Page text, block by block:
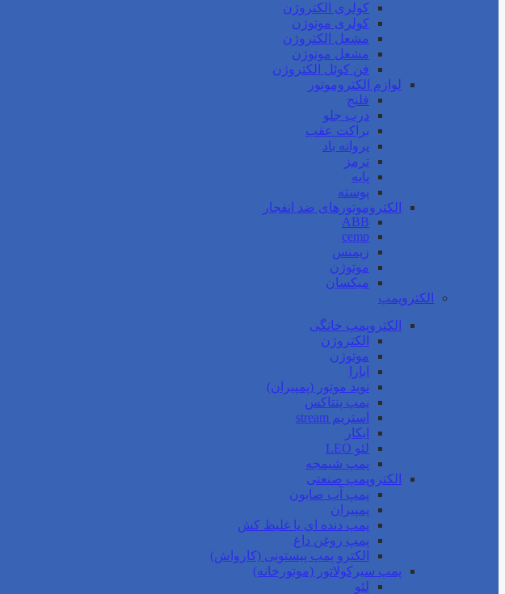
کولری الکتروژن
کولری موتوژن
مشعل الکتروژن
مشعل موتوژن
فن کوئل الکتروژن
لوازم الکتروموتور
فلنج
درب جلو
براکت عقب
پروانه باد
ترمز
پایه
پوسته
الکتروموتورهای ضد انفجار
ABB
cemp
زیمنس
موتوژن
میکسان
الکتروپمپ
الکتروپمپ خانگی
الکتروژن
موتوژن
ابارا
نوید موتور (پمپیران)
پمپ پنتاکس
استریم stream
ایکار
لئو LEO
پمپ شیمجه
الکتروپمپ صنعتی
پمپ آب صابون
پمپیران
پمپ دنده ای یا غلیظ کش
پمپ روغن داغ
الکترو پمپ پیستونی (کارواش)
پمپ سیرکولاتور (موتورخانه)
لئو